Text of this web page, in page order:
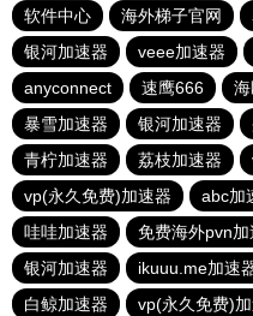
软件中心
海外梯子官网
银河加速器
veee加速器
anyconnect
速鹰666
暴雪加速器
银河加速器
青柠加速器
荔枝加速器
vp(永久免费)加速器
abc加
哇哇加速器
免费海外pvn加
银河加速器
ikuuu.me加速
白鲸加速器
vp(永久免费)